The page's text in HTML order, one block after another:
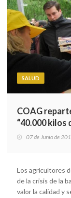
SALUD
COAG
“40.000 kilos
07 de Junio de
Los agricultores
de la crisis de la
valor la calidad y